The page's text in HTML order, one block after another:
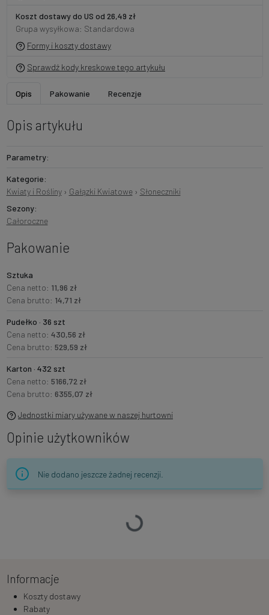
Koszt dostawy do US od 26,49 zł
Grupa wysyłkowa: Standardowa
Formy i koszty dostawy
Sprawdź kody kreskowe tego artykułu
Opis Pakowanie Recenzje
Opis artykułu
Parametry:
Kategorie:
Kwiaty i Rośliny› Gałązki Kwiatowe› Słoneczniki
Sezony:
Całoroczne
Pakowanie
Sztuka
Cena netto: 11,96 zł
Cena brutto: 14,71 zł
Pudełko · 36 szt
Cena netto: 430,56 zł
Cena brutto: 529,59 zł
Karton · 432 szt
Cena netto: 5166,72 zł
Cena brutto: 6355,07 zł
Jednostki miary używane w naszej hurtowni
Opinie użytkowników
Nie dodano jeszcze żadnej recenzji.
Ładowanie…
Informacje
Koszty dostawy
Rabaty